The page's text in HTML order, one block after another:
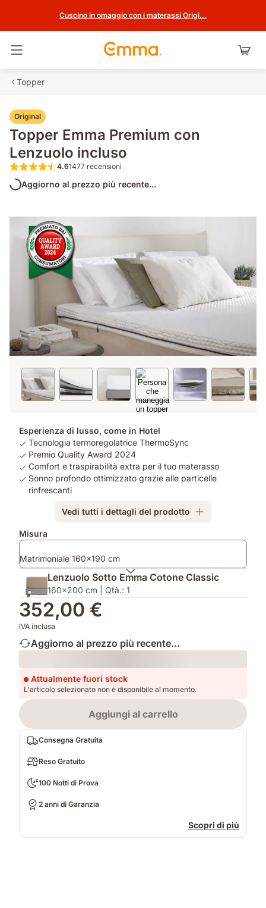
Cuscino in omaggio con i materassi Origi...
Topper
Original
Topper Emma Premium con
Lenzuolo incluso
4.6 su 5 stelle 1477 recensioni
4.61477 recensioni
Aggiorno al prezzo più recente...
Esperienza di lusso, come in Hotel
Tecnologia termoregolatrice ThermoSync
Premio Quality Award 2024
Comfort e traspirabilità extra per il tuo materasso
Sonno profondo ottimizzato grazie alle particelle
rinfrescanti
Vedi tutti i dettagli del prodotto
Prodotti
Misura
Matrimoniale 160x190 cm
Lenzuolo Sotto Emma Cotone Classic
160x200 cm | Qtà.: 1
352,00 €
IVA inclusa
Aggiorno al prezzo più recente...
Loading
Attualmente fuori stock
L'articolo selezionato non è disponibile al momento.
Aggiungi al carrello
Consegna Gratuita
Reso Gratuito
100 Notti di Prova
2 anni di Garanzia
Scopri di più